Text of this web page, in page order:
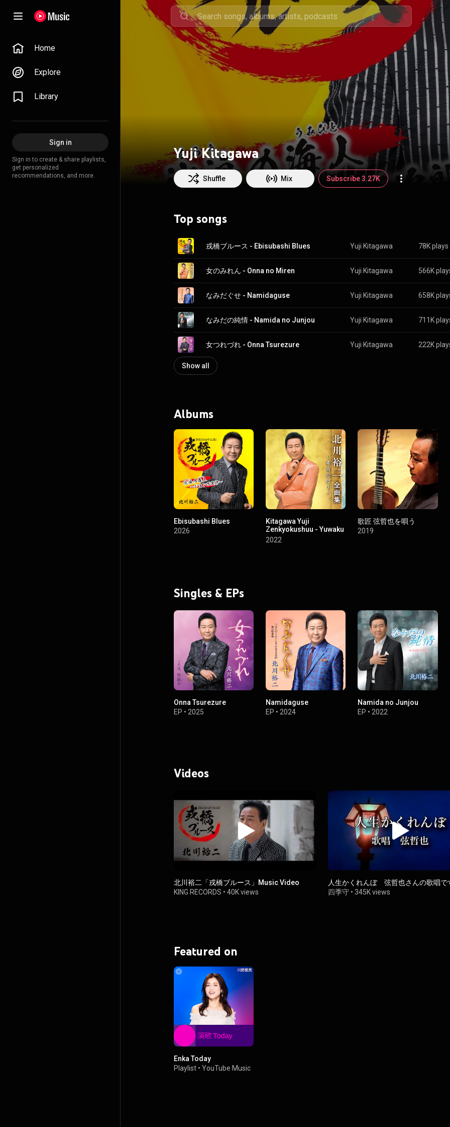
Home
Explore
Library
Sign in
Sign in to create & share playlists,
get personalized
recommendations, and more.
Yuji Kitagawa
Shuffle Mix Subscribe 3.27K
Top songs
戎橋ブルース - Ebisubashi Blues Yuji Kitagawa 78K plays
女のみれん - Onna no Miren Yuji Kitagawa 566K
なみだぐせ - Namidaguse Yuji Kitagawa 658K
なみだの純情 - Namida no Junjou Yuji Kitagawa 711K
女つれづれ - Onna Tsurezure Yuji Kitagawa 222K
Show all
Albums
Ebisubashi Blues
2026
Kitagawa Yuji
Zenkyokushuu - Yuwaku
Koi Akari -
2022
歌匠 弦哲也を唄う
2019
Singles & EPs
Onna Tsurezure
EP • 2025
Namidaguse
EP • 2024
Namida no Junjou
EP • 2022
Videos
北川裕二「戎橋ブルース」Music Video
KING RECORDS • 40K views
人生かくれんぼ 弦哲也さんの歌唱で
四季守 •345K views
Featured on
Enka Today
Playlist • YouTube Music